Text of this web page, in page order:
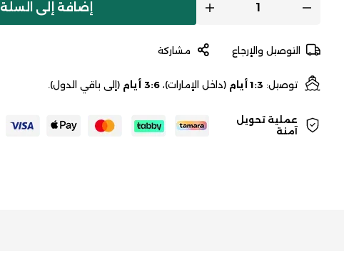
إضافة إلى السلة
التوصيل والإرجاع مشاركة
توصيل: 1:3 أيام (داخل الإمارات)، 3:6 أيام (إلى باقي الدول).
عملية تحويل
آمنة